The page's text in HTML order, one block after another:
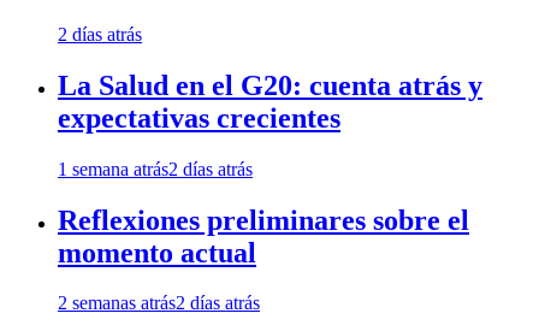
2 días atrás
La Salud en el G20: cuenta atrás y
expectativas crecientes
1 semana atrás2 días atrás
Reflexiones preliminares sobre el
momento actual
2 semanas atrás2 días atrás